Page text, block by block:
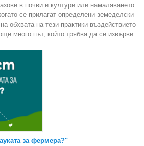
в почви и култури или намаляването
се прилагат определени земеделски
обхвата на тези практики въздействието
много път, който трябва да се извърви.
за фермера?"